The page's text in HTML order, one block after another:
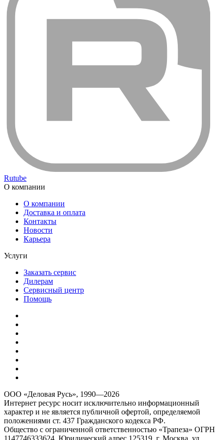
Rutube
О компании
О компании
Доставка и оплата
Контакты
Новости
Карьера
Услуги
Заказать сервис
Дилерам
Сервисный центр
Помощь
ООО «Деловая Русь», 1990—2026
Интернет ресурс носит исключительно информационный
характер и не является публичной офертой, определяемой
положениями ст. 437 Гражданского кодекса РФ.
Общество с ограниченной ответственностью «Трапеза» ОГРН